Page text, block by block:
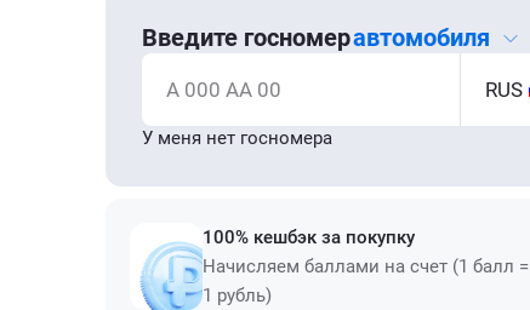
Введите госномеравтомобиля
А 000 АА 00 RUS
У меня нет госномера
100% кешбэк за покупку
Начисляем баллами на счет (1 балл =
1 рубль)